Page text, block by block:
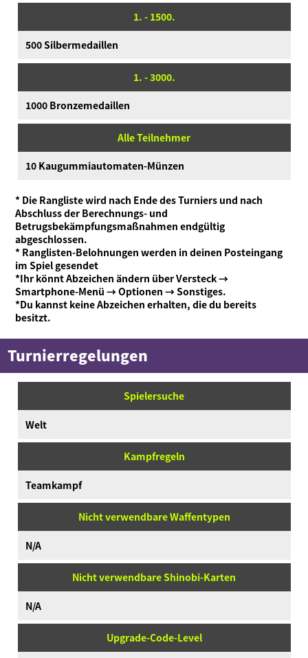
1. - 1500.
500 Silbermedaillen
1. - 3000.
1000 Bronzemedaillen
Alle Teilnehmer
10 Kaugummiautomaten-Münzen
* Die Rangliste wird nach Ende des Turniers und nach
Abschluss der Berechnungs- und
Betrugsbekämpfungsmaßnahmen endgültig
abgeschlossen.
* Ranglisten-Belohnungen werden in deinen Posteingang
im Spiel gesendet
*Ihr könnt Abzeichen ändern über Versteck →
Smartphone-Menü → Optionen → Sonstiges.
*Du kannst keine Abzeichen erhalten, die du bereits
besitzt.
Turnierregelungen
Spielersuche
Welt
Kampfregeln
Teamkampf
Nicht verwendbare Waffentypen
N/A
Nicht verwendbare Shinobi-Karten
N/A
Upgrade-Code-Level